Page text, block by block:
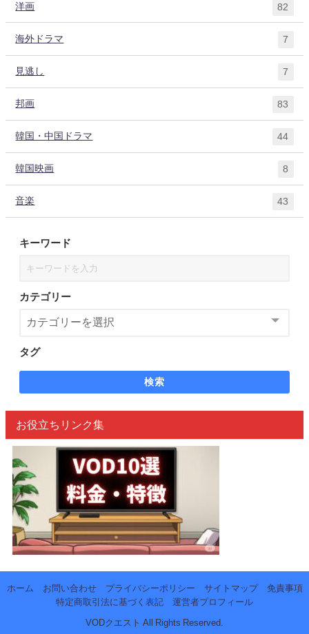
洋画 82
海外ドラマ 7
見逃し 7
邦画 83
韓国・中国ドラマ 44
韓国映画 8
音楽 43
キーワード
カテゴリー
タグ
検索
お役立ちリンク集
ホーム お問い合わせ プライバシーポリシー サイトマップ
免責事項
特定商取引法に基づく表記
運営者プロフィール
VODクエスト All Rights Reserved.